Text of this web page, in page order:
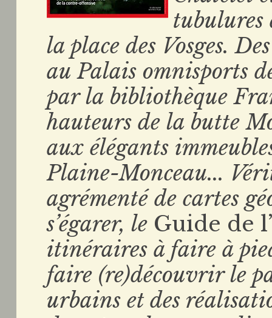
tubulures
la place des Vosges.
au Palais omnisports
par la bibliothèque
hauteurs de la butte
aux élégants
Plaine-Monceau...
agrémenté de cartes
s’égarer, le Guide de
itinéraires à faire à
faire (re)découvrir le
urbains et des